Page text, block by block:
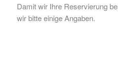
Damit wir Ihre Reservierung
wir bitte einige Angaben.